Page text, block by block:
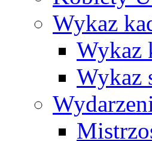
Wykaz
Wykaz
Wykaz